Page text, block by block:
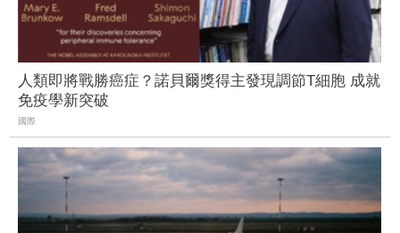
人類即將戰勝癌症？諾貝爾獎得主發現調節T細胞 成就
免疫學新突破
國際